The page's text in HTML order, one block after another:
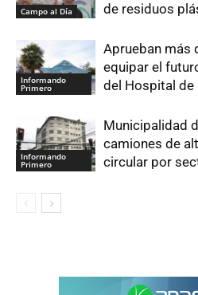
Campo al Día
de residuos
Informando
Primero
Aprueban más
equipar el
del Hospital de
Informando
Primero
Municipalidad
camiones de
circular por